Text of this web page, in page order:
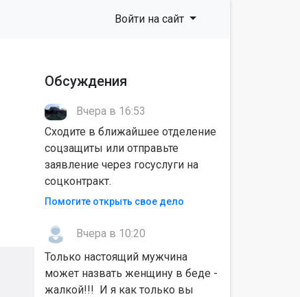
Войти на сайт
Обсуждения
Вчера в 16:53
Сходите в ближайшее отделение
соцзащиты или отправьте
заявление через госуслуги на
соцконтракт.
Помогите открыть свое дело
Вчера в 10:20
Только настоящий мужчина
может назвать женщину в беде -
жалкой!!! И я как только вы